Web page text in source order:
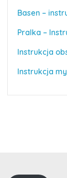
Basen –
Pralka –
Instrukcja
Instrukcja